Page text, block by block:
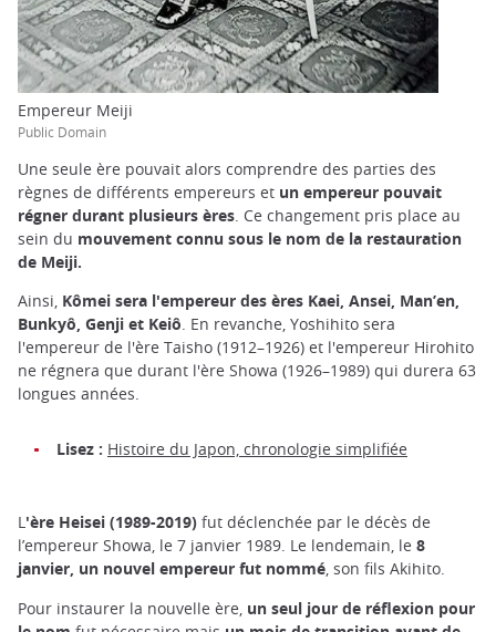
Empereur Meiji
Public Domain
Une seule ère pouvait alors comprendre des parties des
règnes de différents empereurs et un empereur pouvait
régner durant plusieurs ères. Ce changement pris place au
sein du mouvement connu sous le nom de la restauration
de Meiji.
Ainsi, Kômei sera l'empereur des ères Kaei, Ansei, Man’en,
Bunkyô, Genji et Keiô. En revanche, Yoshihito sera
l'empereur de l'ère Taisho (1912–1926) et l'empereur Hirohito
ne régnera que durant l'ère Showa (1926–1989) qui durera 63
longues années.
Lisez : Histoire du Japon, chronologie simplifiée
L'ère Heisei (1989-2019) fut déclenchée par le décès de
l’empereur Showa, le 7 janvier 1989. Le lendemain, le 8
janvier, un nouvel empereur fut nommé, son fils Akihito.
Pour instaurer la nouvelle ère, un seul jour de réflexion pour